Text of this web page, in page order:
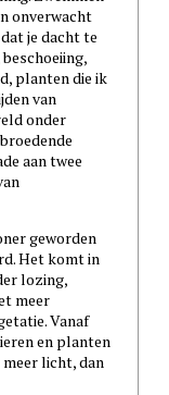
onverwacht
je dacht te
planten die ik
van
onder
aan twee
geworden
Het komt in
lozing,
meer
Vanaf
en planten
licht, dan